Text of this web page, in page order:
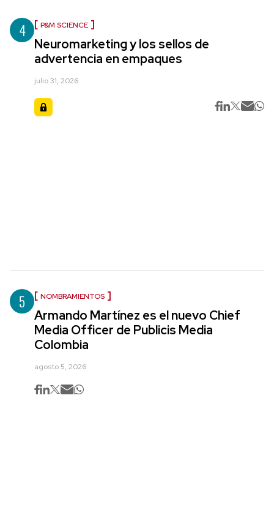
4 P&M SCIENCE
Neuromarketing y los sellos de
advertencia en empaques
julio 31, 2026
5 NOMBRAMIENTOS
Armando Martínez es el nuevo Chief
Media Officer de Publicis Media
Colombia
agosto 5, 2026